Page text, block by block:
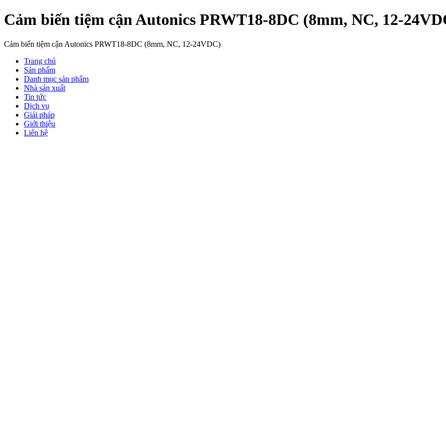
Cảm biến tiệm cận Autonics PRWT18-8DC (8mm, NC, 12-
Cảm biến tiệm cận Autonics PRWT18-8DC (8mm, NC, 12-24VDC)
Trang chủ
Sản phẩm
Danh mục sản phẩm
Nhà sản xuất
Tin tức
Dịch vụ
Giải pháp
Giới thiệu
Liên hệ